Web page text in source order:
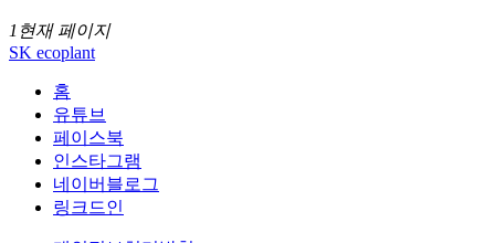
1 현재 페이지
SK ecoplant
홈
유튜브
페이스북
인스타그램
네이버블로그
링크드인